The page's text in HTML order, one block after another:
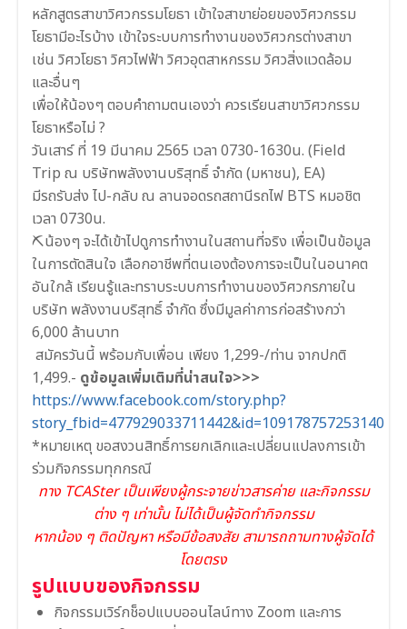
หลักสูตรสาขาวิศวกรรมโยธา เข้าใจสาขาย่อยของวิศวกรรม
โยธามีอะไรบ้าง เข้าใจระบบการทำงานของวิศวกรต่างสาขา
เช่น วิศวโยธา วิศวไฟฟ้า วิศวอุตสาหกรรม วิศวสิ่งแวดล้อม
และอื่นๆ
เพื่อให้น้องๆ ตอบคำถามตนเองว่า ควรเรียนสาขาวิศวกรรม
โยธาหรือไม่ ?
วันเสาร์ ที่ 19 มีนาคม 2565 เวลา 0730-1630น. (Field
Trip ณ บริษัทพลังงานบริสุทธิ์ จำกัด (มหาชน), EA)
มีรถรับส่ง ไป-กลับ ณ ลานจอดรถสถานีรถไฟ BTS หมอชิต
เวลา 0730น.
⛏น้องๆ จะได้เข้าไปดูการทำงานในสถานที่จริง เพื่อเป็นข้อมูล
ในการตัดสินใจ เลือกอาชีพที่ตนเองต้องการจะเป็นในอนาคต
อันใกล้ เรียนรู้และทราบระบบการทำงานของวิศวกรภายใน
บริษัท พลังงานบริสุทธิ์ จำกัด ซึ่งมีมูลค่าการก่อสร้างกว่า
6,000 ล้านบาท
‍ สมัครวันนี้ พร้อมกับเพื่อน เพียง 1,299-/ท่าน จากปกติ
1,499.- ดูข้อมูลเพิ่มเติมที่น่าสนใจ>>>
https://www.facebook.com/story.php?
story_fbid=477929033711442&id=109178757253140
*หมายเหตุ ขอสงวนสิทธิ์การยกเลิกและเปลี่ยนแปลงการเข้า
ร่วมกิจกรรมทุกกรณี
ทาง TCASter เป็นเพียงผู้กระจายข่าวสารค่าย และกิจกรรม
ต่าง ๆ เท่านั้น ไม่ได้เป็นผู้จัดทำกิจกรรม
หากน้อง ๆ ติดปัญหา หรือมีข้อสงสัย สามารถถามทางผู้จัดได้
โดยตรง
รูปแบบของกิจกรรม
กิจกรรมเวิร์กช็อปแบบออนไลน์ทาง Zoom และการ